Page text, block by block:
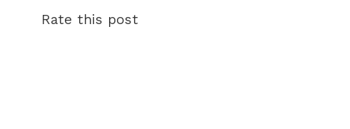
Rate this post